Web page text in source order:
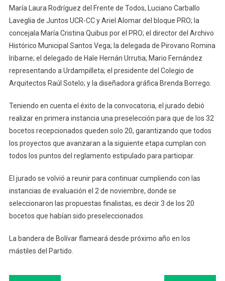
María Laura Rodríguez del Frente de Todos, Luciano Carballo
Laveglia de Juntos UCR-CC y Ariel Alomar del bloque PRO; la
concejala María Cristina Quibus por el PRO; el director del Archivo
Histórico Municipal Santos Vega; la delegada de Pirovano Romina
Iribarne; el delegado de Hale Hernán Urrutia; Mario Fernández
representando a Urdampilleta; el presidente del Colegio de
Arquitectos Raúl Sotelo; y la diseñadora gráfica Brenda Borrego.
Teniendo en cuenta el éxito de la convocatoria, el jurado debió
realizar en primera instancia una preselección para que de los 32
bocetos recepcionados queden solo 20, garantizando que todos
los proyectos que avanzaran a la siguiente etapa cumplan con
todos los puntos del reglamento estipulado para participar.
El jurado se volvió a reunir para continuar cumpliendo con las
instancias de evaluación el 2 de noviembre, donde se
seleccionaron las propuestas finalistas, es decir 3 de los 20
bocetos que habían sido preseleccionados.
La bandera de Bolívar flameará desde próximo año en los
mástiles del Partido.